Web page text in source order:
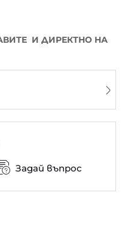
И ДИРЕКТНО НА
Задай въпрос